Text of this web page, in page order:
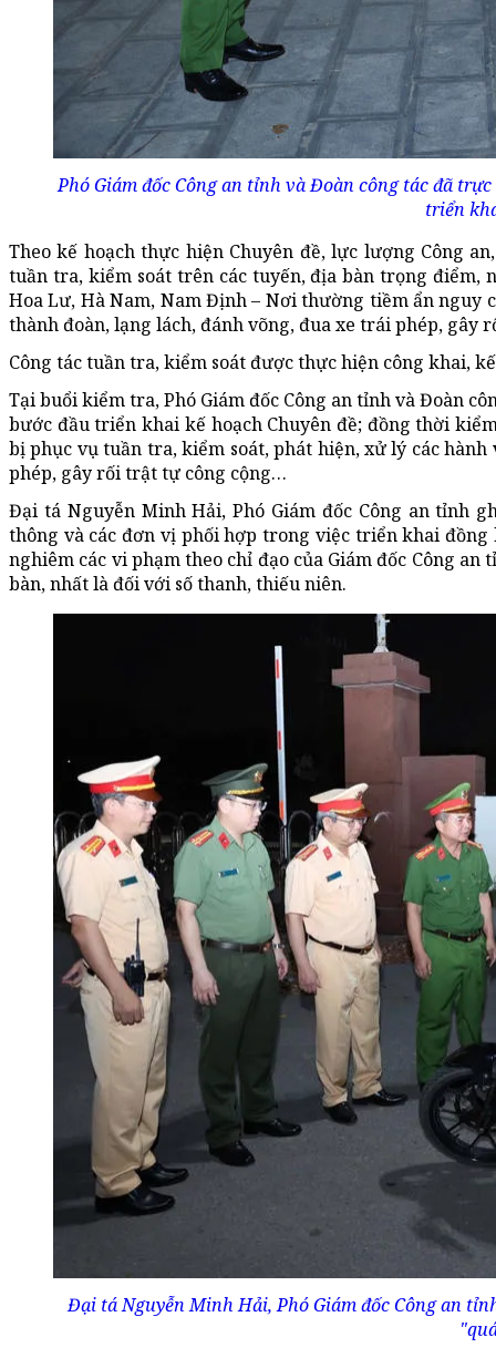
Phó Giám đốc Công an tỉnh và Đoàn công tác đã
triển
Theo kế hoạch thực hiện Chuyên đề, lực lượng Công
tuần tra, kiểm soát trên các tuyến, địa bàn trọng
Hoa Lư, Hà Nam, Nam Định – Nơi thường tiềm ẩn
thành đoàn, lạng lách, đánh võng, đua xe trái phép, gây
Công tác tuần tra, kiểm soát được thực hiện công khai,
Tại buổi kiểm tra, Phó Giám đốc Công an tỉnh và Đoàn
bước đầu triển khai kế hoạch Chuyên đề; đồng thời
bị phục vụ tuần tra, kiểm soát, phát hiện, xử lý các
phép, gây rối trật tự công cộng…
Đại tá Nguyễn Minh Hải, Phó Giám đốc Công an tỉnh
thông và các đơn vị phối hợp trong việc triển khai
nghiêm các vi phạm theo chỉ đạo của Giám đốc Công
bàn, nhất là đối với số thanh, thiếu niên.
Đại tá Nguyễn Minh Hải, Phó Giám đốc Công an